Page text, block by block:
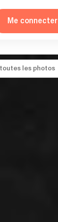
Me connecter
les photos